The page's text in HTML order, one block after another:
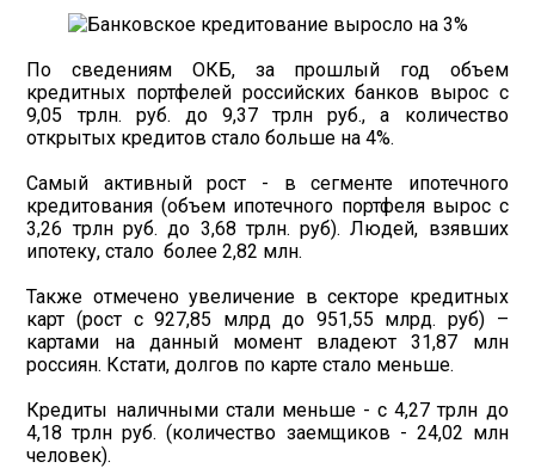
По сведениям ОКБ, за прошлый год объем
кредитных портфелей российских банков вырос с
9,05 трлн. руб. до 9,37 трлн руб., а количество
открытых кредитов стало больше на 4%.
Самый активный рост - в сегменте ипотечного
кредитования (объем ипотечного портфеля вырос с
3,26 трлн руб. до 3,68 трлн. руб). Людей, взявших
ипотеку, стало более 2,82 млн.
Также отмечено увеличение в секторе кредитных
карт (рост с 927,85 млрд до 951,55 млрд. руб) –
картами на данный момент владеют 31,87 млн
россиян. Кстати, долгов по карте стало меньше.
Кредиты наличными стали меньше - с 4,27 трлн до
4,18 трлн руб. (количество заемщиков - 24,02 млн
человек).